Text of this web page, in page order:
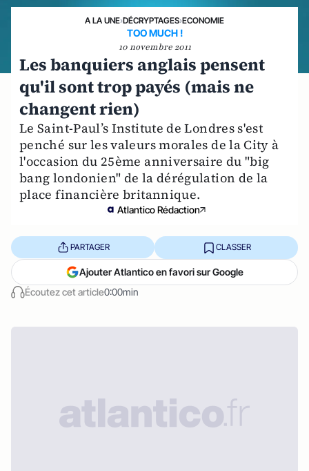
A LA UNE›DÉCRYPTAGES›ECONOMIE
TOO MUCH !
10 novembre 2011
Les banquiers anglais pensent
qu'il sont trop payés (mais ne
changent rien)
Le Saint-Paul’s Institute de Londres s'est
penché sur les valeurs morales de la City à
l'occasion du 25ème anniversaire du "big
bang londonien" de la dérégulation de la
place financière britannique.
Atlantico Rédaction
Écoutez cet article0:00min
PARTAGER CLASSER
Ajouter Atlantico en favori sur Google